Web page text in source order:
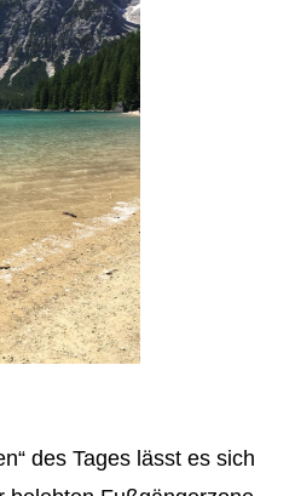
des Tages lässt es sich